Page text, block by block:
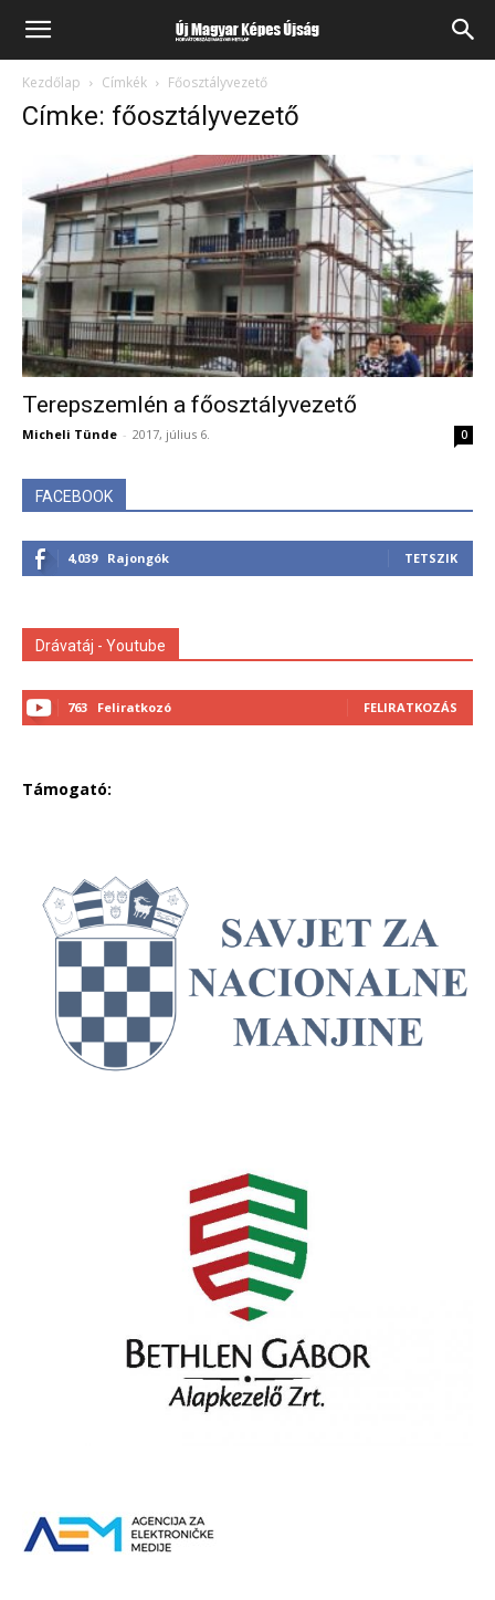
Kezdőlap Címkék Főosztályvezető
Címke: főosztályvezető
Terepszemlén a főosztályvezető
Micheli Tünde - 2017, július 6. 0
FACEBOOK
4,039 Rajongók TETSZIK
Drávatáj - Youtube
763 Feliratkozó FELIRATKOZÁS
Támogató: